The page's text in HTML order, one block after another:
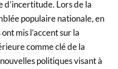
Lors de la
populaire nationale, en
mis l’accent sur la
comme clé de la
politiques visant à